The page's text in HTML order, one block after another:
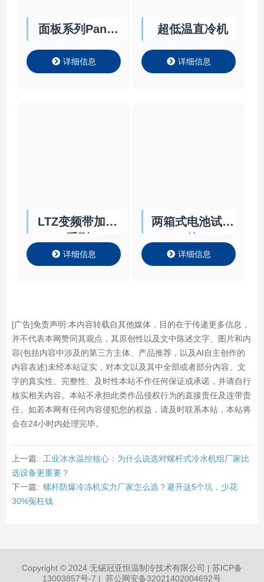
面板系列Panel
详细信息
超低温直冷机
详细信息
LTZ变频带加热
详细信息
两箱式电池试验
详细信息
[广告]免责声明:本内容转载自其他媒体，目的在于传递更多信息，
并不代表本网赞同其观点，其原创性以及文中陈述文字、图片和内
容(包括内容中涉及的第三方主体、产品推荐，以及AI自主创作的
内容表述)未经本站证实，对本文以及其中全部或者部分内容、文
字的真实性、完整性、及时性本站不作任何保证或承诺，并请自行
核实相关内容。本站不承担此类作品侵权行为的直接责任及连带责
任。如若本网有任何内容侵犯您的权益，请及时联系本站，本站将
会在24小时内处理完毕。
上一篇: 工业冰水温控核心：为什么说选对螺杆式冷水机组厂家比
选设备更重要？
下一篇: 螺杆防爆冷冻机实力厂家怎么选？避开这5个坑，少花
30%冤枉钱
Copyright © 2024 无锡冠亚恒温制冷技术有限公司 | 苏ICP备
13003857号-7 | 苏公网安备32021402004692号